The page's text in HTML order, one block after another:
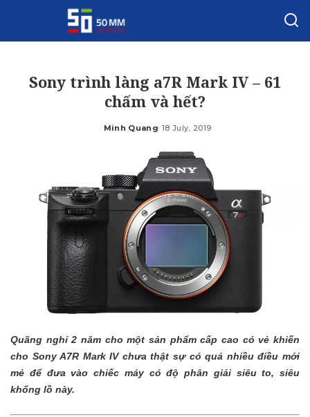
Sony trình làng a7R Mark IV – 61
chấm và hết?
Posted
Minh Quang 18 July, 2019
Quãng nghỉ 2 năm cho một sản phẩm cấp cao có vẻ khiến
cho Sony A7R Mark IV chưa thật sự có quá nhiều điều mới
mẻ để đưa vào chiếc máy có độ phân giải siêu to, siêu
khổng lồ này.